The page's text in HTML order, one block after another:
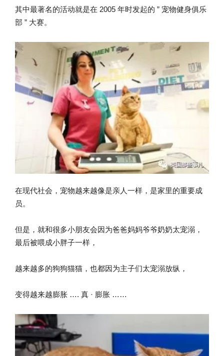
其中最著名的活动就是在 2005 年时发起的 ” 宠物健身俱乐
部 ” 大赛。
在现代社会，宠物越来越像是亲人一样，是家里的重要成
员。
但是，就和很多小朋友会因为爸爸妈妈爷爷奶奶太宠溺，
最后被喂成小胖子一样，
越来越多的狗狗猫猫，也都因为主子们太宠溺放纵，
变得越来越膨胀 …. 真 · 膨胀 ……